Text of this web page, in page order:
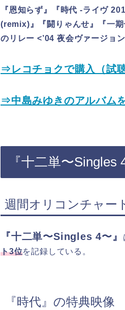
『恩知らず』『時代 -ライヴ
(remix)』『闘りゃんせ』『一
のリレー <’04 夜会ヴァージョ
⇒レコチョクで購入（試聴
⇒中島みゆきのアルバム
『十二単〜Singles
週間オリコンチャー
『十二単〜Singles 4〜』
ト3位を記録している。
『時代』の特典映像